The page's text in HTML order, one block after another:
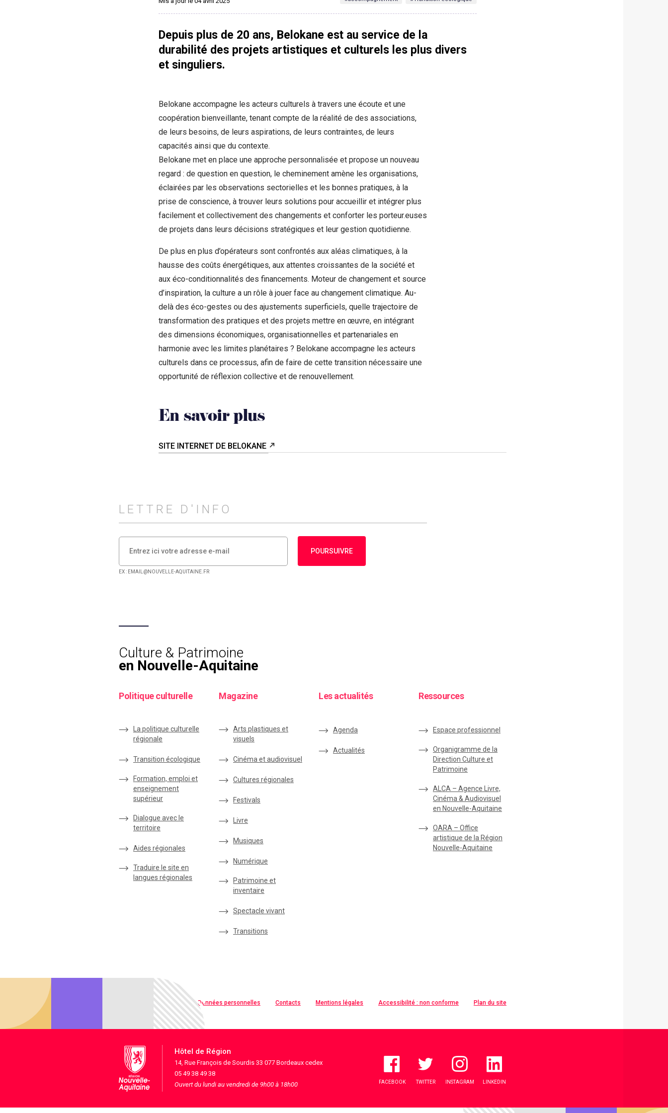
Depuis plus de 20 ans, Belokane est au service de la
durabilité des projets artistiques et culturels les plus divers
et singuliers.
Belokane accompagne les acteurs culturels à travers une écoute et une
coopération bienveillante, tenant compte de la réalité de des associations,
de leurs besoins, de leurs aspirations, de leurs contraintes, de leurs
capacités ainsi que du contexte.
Belokane met en place une approche personnalisée et propose un nouveau
regard : de question en question, le cheminement amène les organisations,
éclairées par les observations sectorielles et les bonnes pratiques, à la
prise de conscience, à trouver leurs solutions pour accueillir et intégrer plus
facilement et collectivement des changements et conforter les porteur.euses
de projets dans leurs décisions stratégiques et leur gestion quotidienne.
De plus en plus d’opérateurs sont confrontés aux aléas climatiques, à la
hausse des coûts énergétiques, aux attentes croissantes de la société et
aux éco-conditionnalités des financements. Moteur de changement et source
d’inspiration, la culture a un rôle à jouer face au changement climatique. Au-
delà des éco-gestes ou des ajustements superficiels, quelle trajectoire de
transformation des pratiques et des projets mettre en œuvre, en intégrant
des dimensions économiques, organisationnelles et partenariales en
harmonie avec les limites planétaires ? Belokane accompagne les acteurs
culturels dans ce processus, afin de faire de cette transition nécessaire une
opportunité de réflexion collective et de renouvellement.
En savoir plus
SITE INTERNET DE BELOKANE
LETTRE D'INFO
POURSUIVRE
EX : EMAIL@NOUVELLE-AQUITAINE.FR
Culture & Patrimoine
en Nouvelle-Aquitaine
Politique culturelle
La politique culturelle
régionale
Transition écologique
Formation, emploi et
enseignement
supérieur
Dialogue avec le
territoire
Aides régionales
Traduire le site en
langues régionales
Magazine
Arts plastiques et
visuels
Cinéma et audiovisuel
Cultures régionales
Festivals
Livre
Musiques
Numérique
Patrimoine et
inventaire
Spectacle vivant
Transitions
Les actualités
Agenda
Actualités
Ressources
Espace professionnel
Organigramme de la
Direction Culture et
Patrimoine
ALCA – Agence Livre,
Cinéma & Audiovisuel
en Nouvelle-Aquitaine
OARA – Office
artistique de la Région
Nouvelle-Aquitaine
Qualité web Données personnelles Contacts Mentions légales Accessibilité : non conforme Plan du site
Hôtel de Région
14, Rue François de Sourdis 33 077 Bordeaux cedex
05 49 38 49 38
Ouvert du lundi au vendredi de 9h00 à 18h00
FACEBOOK TWITTER INSTAGRAM LINKEDIN